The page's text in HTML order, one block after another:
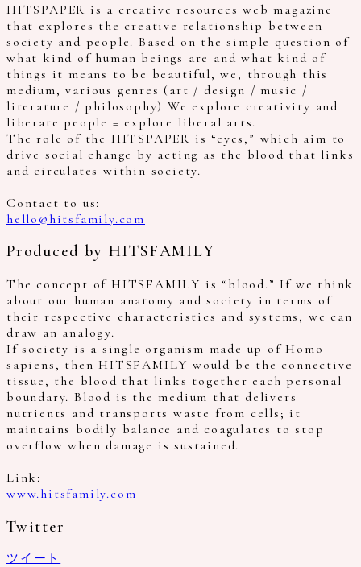
HITSPAPER is a creative resources web magazine
that explores the creative relationship between
society and people. Based on the simple question of
what kind of human beings are and what kind of
things it means to be beautiful, we, through this
medium, various genres (art / design / music /
literature / philosophy) We explore creativity and
liberate people = explore liberal arts.
The role of the HITSPAPER is “eyes,” which aim to
drive social change by acting as the blood that links
and circulates within society.
Contact to us:
hello@hitsfamily.com
Produced by HITSFAMILY
The concept of HITSFAMILY is “blood.” If we think
about our human anatomy and society in terms of
their respective characteristics and systems, we can
draw an analogy.
If society is a single organism made up of Homo
sapiens, then HITSFAMILY would be the connective
tissue, the blood that links together each personal
boundary. Blood is the medium that delivers
nutrients and transports waste from cells; it
maintains bodily balance and coagulates to stop
overflow when damage is sustained.
Link:
www.hitsfamily.com
Twitter
ツイート